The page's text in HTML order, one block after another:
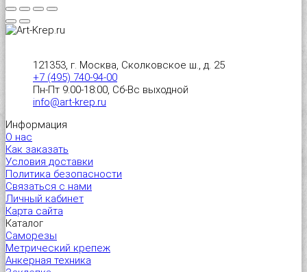
121353, г. Москва, Сколковское ш., д. 25
+7 (495) 740-94-00
Пн-Пт 9:00-18:00, Сб-Вс выходной
info@art-krep.ru
Информация
О нас
Как заказать
Условия доставки
Политика безопасности
Связаться с нами
Личный кабинет
Карта сайта
Каталог
Саморезы
Метрический крепеж
Анкерная техника